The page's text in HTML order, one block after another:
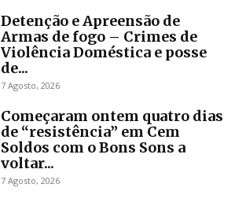
Detenção e Apreensão de
Armas de fogo – Crimes de
Violência Doméstica e posse
de...
7 Agosto, 2026
Começaram ontem quatro dias
de “resistência” em Cem
Soldos com o Bons Sons a
voltar...
7 Agosto, 2026